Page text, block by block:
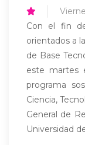
Con el fin
orientados a
de Base
este martes
programa
Ciencia,
General de
Universidad